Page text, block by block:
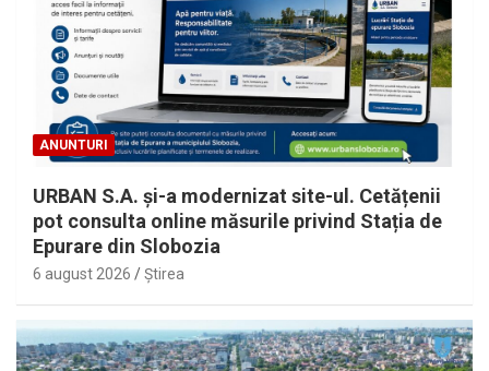
ANUNTURI
URBAN S.A. și-a modernizat site-ul. Cetățenii
pot consulta online măsurile privind Stația de
Epurare din Slobozia
6 august 2026 Ştirea